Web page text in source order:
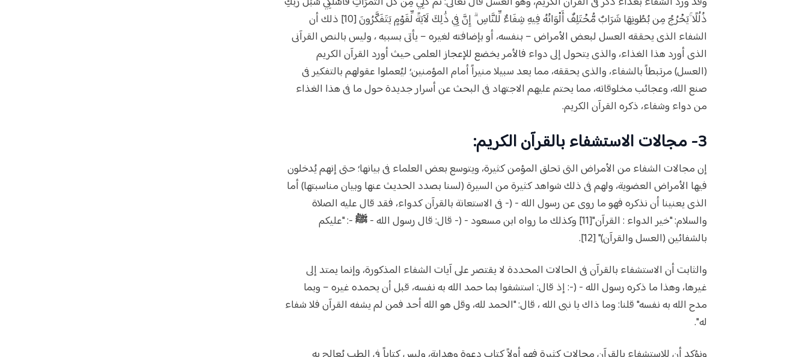
ذُلُلًا ۚيَخْرُجُ مِن بُطُونِهَا شَرَابٌ مُّخْتَلِفٌ أَلْوَانُهُ فِيهِ شِفَاءٌ لِّلنَّاسِ ۗ إِنَّ فِي ذَٰلِكَ لَآيَةً لِّقَوْمٍ يَتَفَكَّرُونَ [10] ذلك أن
الشفاء الذى يحققه العسل لبعض الأمراض – بنفسه، أو بإضافته لغيره – يأتى بسببه ، وليس بالنص القرآنى
الذى أورد هذا الغذاء، والذى يتحول إلى دواء فالأمر يخضع للإعجاز العلمى حيث أورد القرآن الكريم
(العسل) مرتبطاً بالشفاء، والذى يحققه، مما يعد سبيلا منيراً أمام المؤمنين؛ ليُعملوا عقولهم بالتفكير فى
صنع الله، وعجائب مخلوقاته، مما يحتم عليهم الاجتهاد فى البحث عن أسرار جديدة حول ما فى هذا الغذاء
من دواء وشفاء، ذكره القرآن الكريم.
3- مجالات الاستشفاء بالقرآن الكريم:
إن مجالات الشفاء من الأمراض التى تحلق المؤمن كثيرة، ويتوسع بعض العلماء فى بيانها؛ حتى إنهم يُدخلون
فيها الأمراض العضوية، ولهم فى ذلك شواهد كثيرة من السيرة (لسنا بصدد الحديث عنها وبيان مناسبتها) أما
الذى يعنينا أن نذكره فهو ما روى عن رسول الله - (- فى الاستعانة بالقرآن كدواء، فقد قال عليه الصلاة
والسلام: "خير الدواء : القرآن"[11] وكذلك ما رواه ابن مسعود - (- قال: قال رسول الله -
ﷺ-: "عليكم
بالشفائين (العسل والقرآن)" [12].
والثابت أن الاستشفاء بالقرآن فى الحالات المحددة لا يقتصر على آيات الشفاء المذكورة، وإنما يمتد إلى
غيرها، وهذا ما ذكره رسول الله - (-: إذ قال: استشفوا بما حمد الله به نفسه، قبل أن يحمده غيره – وبما
مدح الله به نفسه" قلنا: وما ذاك يا نبى الله ، قال: "الحمد لله، وقل هو الله أحد فمن لم يشفه القرآن فلا شفاء
له".